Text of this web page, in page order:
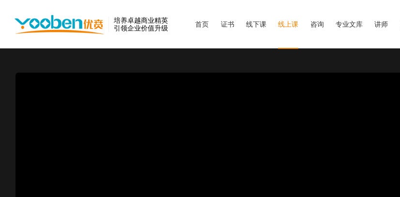
培养卓越商业精英
引领企业价值升级
首页 证书 线下课 线上课 咨询 专业文库 讲师